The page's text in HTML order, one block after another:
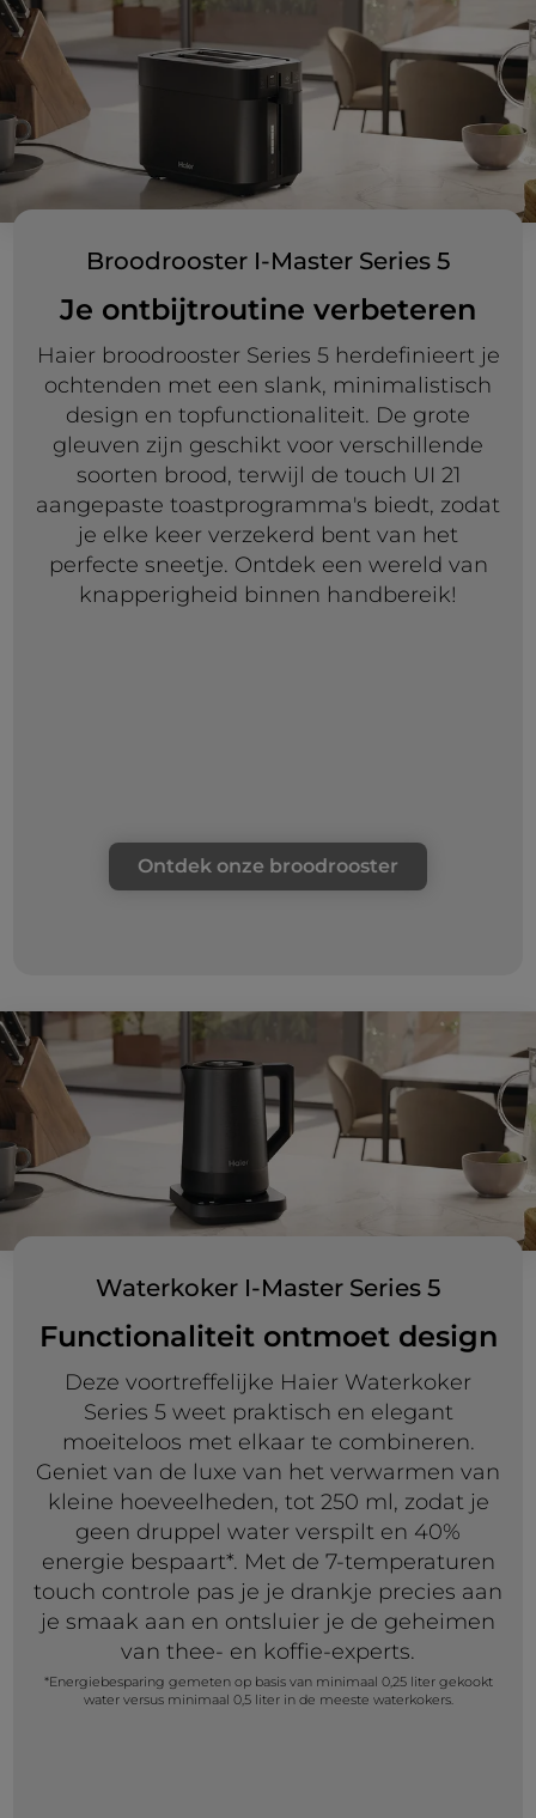
Broodrooster I-Master Series 5
Je ontbijtroutine verbeteren
Haier broodrooster Series 5 herdefinieert je
ochtenden met een slank, minimalistisch
design en topfunctionaliteit. De grote
gleuven zijn geschikt voor verschillende
soorten brood, terwijl de touch UI 21
aangepaste toastprogramma's biedt, zodat
je elke keer verzekerd bent van het
perfecte sneetje. Ontdek een wereld van
knapperigheid binnen handbereik!
Ontdek onze broodrooster
Waterkoker I-Master Series 5
Functionaliteit ontmoet design
Deze voortreffelijke Haier Waterkoker
Series 5 weet praktisch en elegant
moeiteloos met elkaar te combineren.
Geniet van de luxe van het verwarmen van
kleine hoeveelheden, tot 250 ml, zodat je
geen druppel water verspilt en 40%
energie bespaart*. Met de 7-temperaturen
touch controle pas je je drankje precies aan
je smaak aan en ontsluier je de geheimen
van thee- en koffie-experts.
*Energiebesparing gemeten op basis van minimaal 0,25 liter gekookt
water versus minimaal 0,5 liter in de meeste waterkokers.